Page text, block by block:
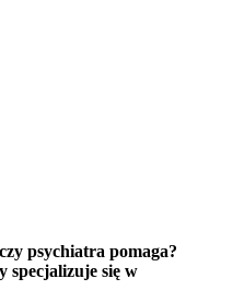
psychiatra pomaga?
specjalizuje się w